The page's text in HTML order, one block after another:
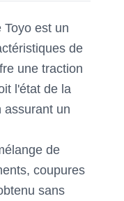
est un
de
une traction
l'état de la
assurant un
de
coupures
sans